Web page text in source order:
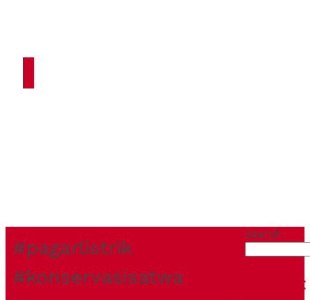
#pagarlistrik
#konservasisatwa
Search
Recent